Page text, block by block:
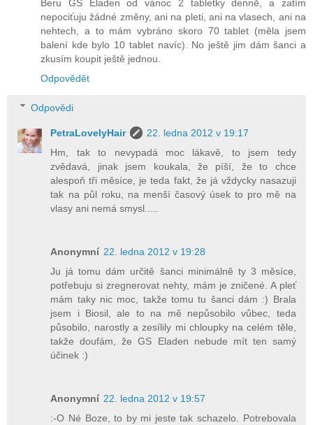
Beru GS Eladen od vánoc 2 tabletky denně, a zatím
nepociťuju žádné změny, ani na pleti, ani na vlasech, ani na
nehtech, a to mám vybráno skoro 70 tablet (měla jsem
balení kde bylo 10 tablet navíc). No ještě jim dám šanci a
zkusím koupit ještě jednou.
Odpovědět
Odpovědi
PetraLovelyHair
22. ledna 2012 v 19:17
Hm, tak to nevypadá moc lákavě, to jsem tedy
zvědavá, jinak jsem koukala, že píší, že to chce
alespoň tři měsíce, je teda fakt, že já vždycky nasazuji
tak na půl roku, na menší časový úsek to pro mě na
vlasy ani nemá smysl.....
Anonymní 22. ledna 2012 v 19:28
Ju já tomu dám určitě šanci minimálně ty 3 měsíce,
potřebuju si zregnerovat nehty, mám je zničené. A pleť
mám taky nic moc, takže tomu tu šanci dám :) Brala
jsem i Biosil, ale to na mě nepůsobilo vůbec, teda
působilo, narostly a zesílily mi chloupky na celém těle,
takže doufám, že GS Eladen nebude mít ten samý
účinek :)
Anonymní 22. ledna 2012 v 19:57
:-O Né Boze, to by mi jeste tak schazelo. Potrebovala